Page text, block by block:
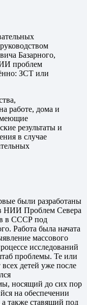
Базарного,
проблем
ЗСТ или
работе, дома и
результаты и
в случае
были разработаны
НИИ Проблем Севера
в СССР под
Работа была начата
массового
исследований
проблемы. Те или
детей уже после
носящий до сих пор
на обеспечении
а также ставящий под